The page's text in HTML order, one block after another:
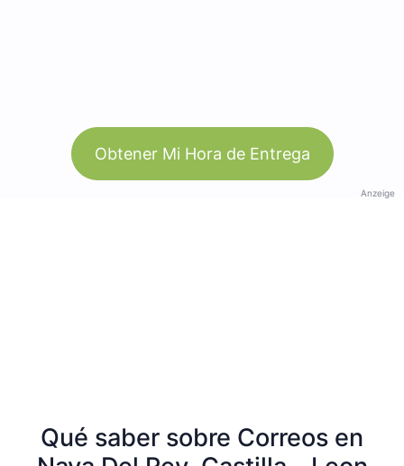
Obtener Mi Hora de Entrega
Anzeige
Qué saber sobre Correos en